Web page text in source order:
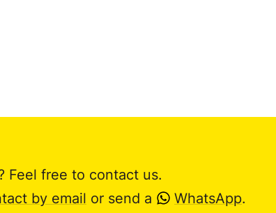
Feel free to contact us.
by email or send a WhatsApp.